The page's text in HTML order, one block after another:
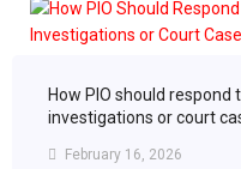
How PIO should
investigations or court
February 16, 2026